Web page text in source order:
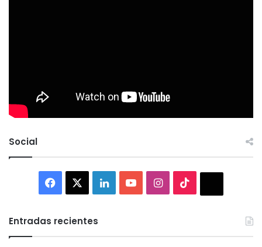
Social
Facebook LinkedInYouTubeInstagram
Entradas recientes